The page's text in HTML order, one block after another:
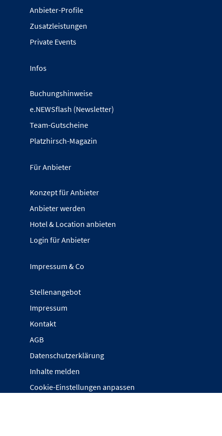
Anbieter-Profile
Zusatzleistungen
Private Events
Infos
Buchungshinweise
e.NEWSflash (Newsletter)
Team-Gutscheine
Platzhirsch-Magazin
Für Anbieter
Konzept für Anbieter
Anbieter werden
Hotel & Location anbieten
Login für Anbieter
Impressum & Co
Stellenangebot
Impressum
Kontakt
AGB
Datenschutzerklärung
Inhalte melden
Cookie-Einstellungen anpassen